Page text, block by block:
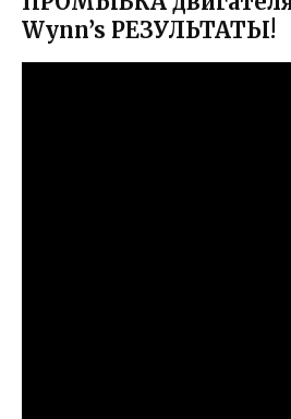
Wynn’s РЕЗУЛЬТАТЫ!